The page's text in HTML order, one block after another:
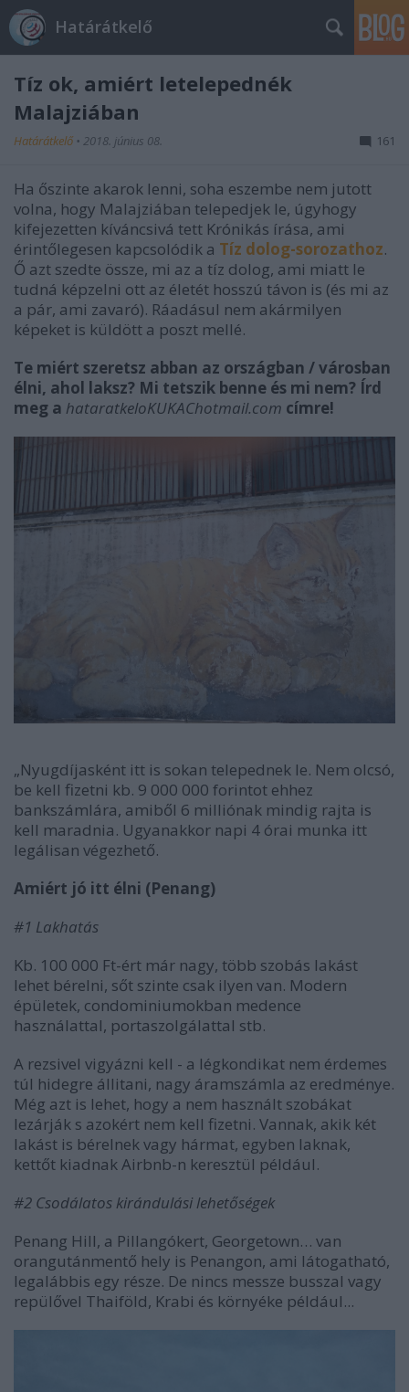
Határátkelő
Tíz ok, amiért letelepednék
Malajziában
Határátkelő • 2018. június 08. 161
Ha őszinte akarok lenni, soha eszembe nem jutott
volna, hogy Malajziában telepedjek le, úgyhogy
kifejezetten kíváncsivá tett Krónikás írása, ami
érintőlegesen kapcsolódik a Tíz dolog-sorozathoz.
Ő azt szedte össze, mi az a tíz dolog, ami miatt le
tudná képzelni ott az életét hosszú távon is (és mi az
a pár, ami zavaró). Ráadásul nem akármilyen
képeket is küldött a poszt mellé.
Te miért szeretsz abban az országban / városban
élni, ahol laksz? Mi tetszik benne és mi nem? Írd
meg a hataratkeloKUKAChotmail.com címre!
„Nyugdíjasként itt is sokan telepednek le. Nem olcsó,
be kell fizetni kb. 9 000 000 forintot ehhez
bankszámlára, amiből 6 milliónak mindig rajta is
kell maradnia. Ugyanakkor napi 4 órai munka itt
legálisan végezhető.
Amiért jó itt élni (Penang)
#1 Lakhatás
Kb. 100 000 Ft-ért már nagy, több szobás lakást
lehet bérelni, sőt szinte csak ilyen van. Modern
épületek, condominiumokban medence
használattal, portaszolgálattal stb.
A rezsivel vigyázni kell - a légkondikat nem érdemes
túl hidegre állitani, nagy áramszámla az eredménye.
Még azt is lehet, hogy a nem használt szobákat
lezárják s azokért nem kell fizetni. Vannak, akik két
lakást is bérelnek vagy hármat, egyben laknak,
kettőt kiadnak Airbnb-n keresztül például.
#2 Csodálatos kirándulási lehetőségek
Penang Hill, a Pillangókert, Georgetown… van
orangutánmentő hely is Penangon, ami látogatható,
legalábbis egy része. De nincs messze busszal vagy
repülővel Thaiföld, Krabi és környéke például...